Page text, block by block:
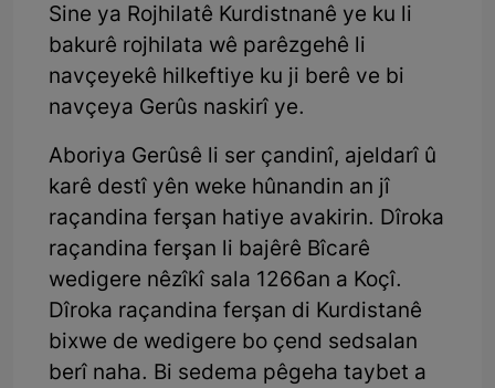
Sine ya Rojhilatê Kurdistnanê ye ku li
bakurê rojhilata wê parêzgehê li
navçeyekê hilkeftiye ku ji berê ve bi
navçeya Gerûs naskirî ye.
Aboriya Gerûsê li ser çandinî, ajeldarî û
karê destî yên weke hûnandin an jî
raçandina ferşan hatiye avakirin. Dîroka
raçandina ferşan li bajêrê Bîcarê
wedigere nêzîkî sala 1266an a Koçî.
Dîroka raçandina ferşan di Kurdistanê
bixwe de wedigere bo çend sedsalan
berî naha. Bi sedema pêgeha taybet a